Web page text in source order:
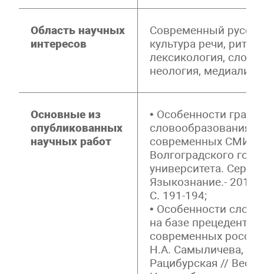
Область научных
интересов
Современный
культура речи,
лексикология,
неология,
Основные из
опубликованных
научных работ
• Особенности
словообразования в
современных СМИ//
Волгоградского
университета. Серия
Языкознание.-
С. 191-194;
• Особенности
на базе
современных
Н.А. Самыличева,
Рацибурская //